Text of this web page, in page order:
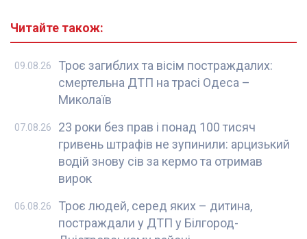
Читайте також:
Троє загиблих та вісім постраждалих:
смертельна ДТП на трасі Одеса –
Миколаїв
09.08.26
23 роки без прав і понад 100 тисяч
гривень штрафів не зупинили: арцизький
водій знову сів за кермо та отримав
вирок
07.08.26
Троє людей, серед яких – дитина,
постраждали у ДТП у Білгород-
06.08.26